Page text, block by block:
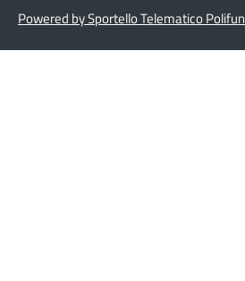
Powered by Sportello Telematico